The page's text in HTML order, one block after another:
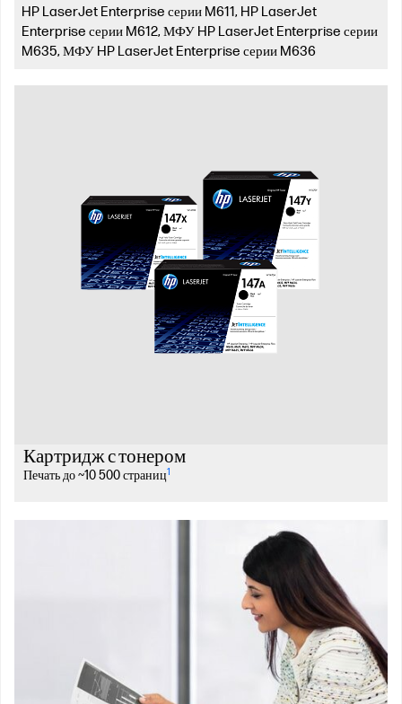
HP LaserJet Enterprise серии M611, HP LaserJet
Enterprise серии M612, МФУ HP LaserJet Enterprise серии
M635, МФУ HP LaserJet Enterprise серии M636
Картридж с тонером
Печать до ~10 500 страниц1